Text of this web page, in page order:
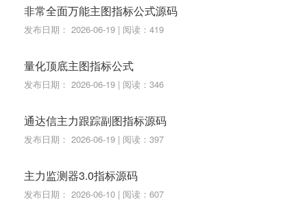
非常全面万能主图指标公式源码
发布日期： 2026-06-19 | 阅读：419
量化顶底主图指标公式
发布日期： 2026-06-19 | 阅读：346
通达信主力跟踪副图指标源码
发布日期： 2026-06-19 | 阅读：397
主力监测器3.0指标源码
发布日期： 2026-06-10 | 阅读：607